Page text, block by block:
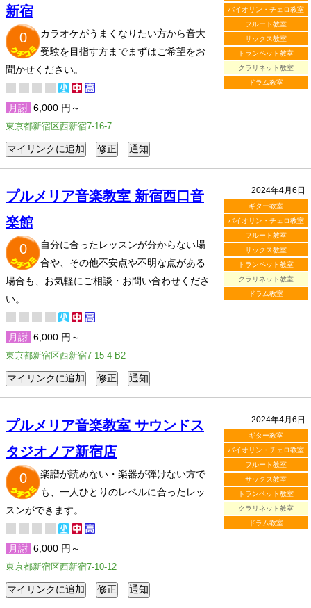
バイオリン・チェロ教室
フルート教室
サックス教室
トランペット教室
クラリネット教室
ドラム教室
新宿
0
カラオケがうまくなりたい方から音大
受験を目指す方までまずはご希望をお
聞かせください。
月謝 6,000 円～
東京都新宿区西新宿7-16-7
2024年4月6日
ギター教室
バイオリン・チェロ教室
フルート教室
サックス教室
トランペット教室
クラリネット教室
ドラム教室
プルメリア音楽教室 新宿西口音
楽館
0
自分に合ったレッスンが分からない場
合や、その他不安点や不明な点がある
場合も、お気軽にご相談・お問い合わせくださ
い。
月謝 6,000 円～
東京都新宿区西新宿7-15-4-B2
2024年4月6日
ギター教室
バイオリン・チェロ教室
フルート教室
サックス教室
トランペット教室
クラリネット教室
ドラム教室
プルメリア音楽教室 サウンドス
タジオノア新宿店
0
楽譜が読めない・楽器が弾けない方で
も、一人ひとりのレベルに合ったレッ
スンができます。
月謝 6,000 円～
東京都新宿区西新宿7-10-12